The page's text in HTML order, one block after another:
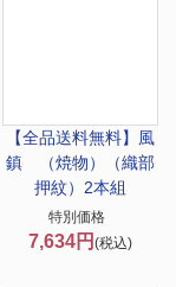
【全品送料無料】
風
鎮 （焼物）（織部
押紋）2本組
特別価格
7,634円(税込)